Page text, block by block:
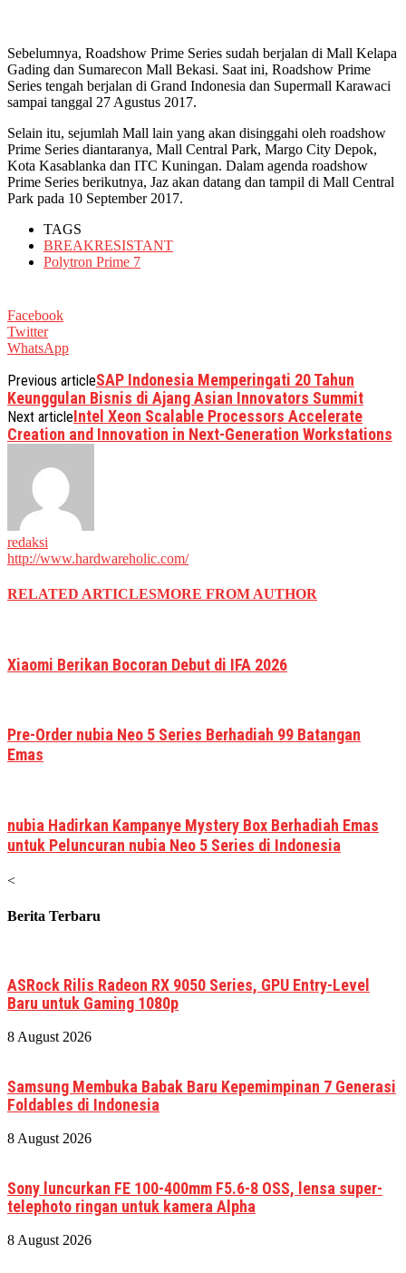
Sebelumnya, Roadshow Prime Series sudah berjalan di Mall Kelapa
Gading dan Sumarecon Mall Bekasi. Saat ini, Roadshow Prime
Series tengah berjalan di Grand Indonesia dan Supermall Karawaci
sampai tanggal 27 Agustus 2017.
Selain itu, sejumlah Mall lain yang akan disinggahi oleh roadshow
Prime Series diantaranya, Mall Central Park, Margo City Depok,
Kota Kasablanka dan ITC Kuningan. Dalam agenda roadshow
Prime Series berikutnya, Jaz akan datang dan tampil di Mall Central
Park pada 10 September 2017.
TAGS
BREAKRESISTANT
Polytron Prime 7
Facebook
Twitter
WhatsApp
Previous articleSAP Indonesia Memperingati 20 Tahun
Keunggulan Bisnis di Ajang Asian Innovators Summit
Next articleIntel Xeon Scalable Processors Accelerate
Creation and Innovation in Next-Generation Workstations
redaksi
http://www.hardwareholic.com/
RELATED ARTICLESMORE FROM AUTHOR
Xiaomi Berikan Bocoran Debut di IFA 2026
Pre-Order nubia Neo 5 Series Berhadiah 99 Batangan
Emas
nubia Hadirkan Kampanye Mystery Box Berhadiah Emas
untuk Peluncuran nubia Neo 5 Series di Indonesia
<
Berita Terbaru
ASRock Rilis Radeon RX 9050 Series, GPU Entry-Level
Baru untuk Gaming 1080p
8 August 2026
Samsung Membuka Babak Baru Kepemimpinan 7 Generasi
Foldables di Indonesia
8 August 2026
Sony luncurkan FE 100-400mm F5.6-8 OSS, lensa super-
telephoto ringan untuk kamera Alpha
8 August 2026